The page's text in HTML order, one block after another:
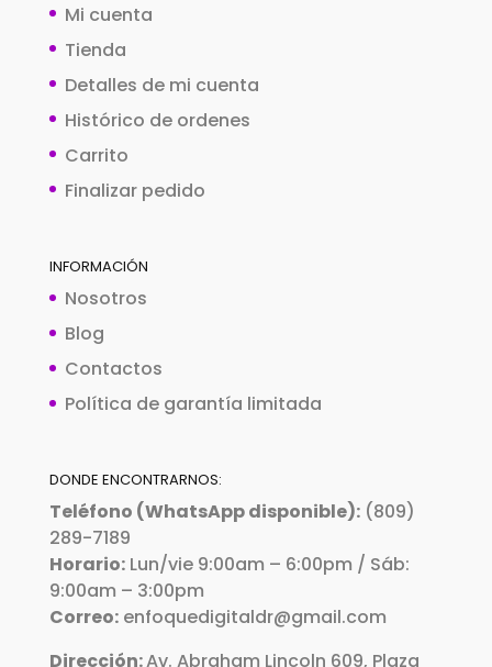
Mi cuenta
Tienda
Detalles de mi cuenta
Histórico de ordenes
Carrito
Finalizar pedido
INFORMACIÓN
Nosotros
Blog
Contactos
Política de garantía limitada
DONDE ENCONTRARNOS:
Teléfono (WhatsApp disponible):(809)
289-7189
Horario:Lun/vie 9:00am – 6:00pm / Sáb:
9:00am – 3:00pm
Correo:enfoquedigitaldr@gmail.com
Dirección:Av. Abraham Lincoln 609, Plaza